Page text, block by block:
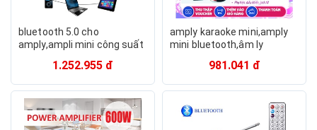
bluetooth 5.0 cho
amply,ampli mini công suất
298A,Chống hú,Bảo hành 12
tháng
1.252.955 đ
amply karaoke mini,amply
mini bluetooth,âm ly
hú,Bảo hành 12 tháng
981.041 đ